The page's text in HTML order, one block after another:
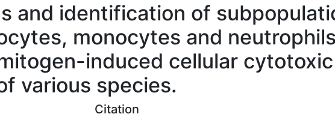
and identification of
monocytes and
induced cellular
various species.
Citation